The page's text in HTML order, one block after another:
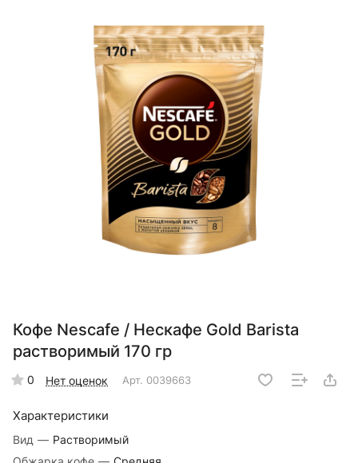
Кофе Nescafe / Нескафе Gold Barista
растворимый 170 гр
0 Нет оценок Арт. 0039663
Характеристики
Вид — Растворимый